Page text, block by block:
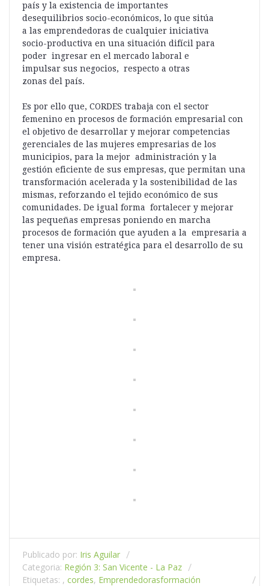
país y la existencia de importantes
desequilibrios socio-económicos, lo que sitúa
a las emprendedoras de cualquier iniciativa
socio-productiva en una situación difícil para
poder ingresar en el mercado laboral e
impulsar sus negocios, respecto a otras
zonas del país.
Es por ello que, CORDES trabaja con el sector
femenino en procesos de formación empresarial con
el objetivo de desarrollar y mejorar competencias
gerenciales de las mujeres empresarias de los
municipios, para la mejor administración y la
gestión eficiente de sus empresas, que permitan una
transformación acelerada y la sostenibilidad de las
mismas, reforzando el tejido económico de sus
comunidades. De igual forma fortalecer y mejorar
las pequeñas empresas poniendo en marcha
procesos de formación que ayuden a la empresaria a
tener una visión estratégica para el desarrollo de su
empresa.
Publicado por: Iris Aguilar
Categoria: Región 3: San Vicente - La Paz
Etiquetas: , cordes, Emprendedorasformación